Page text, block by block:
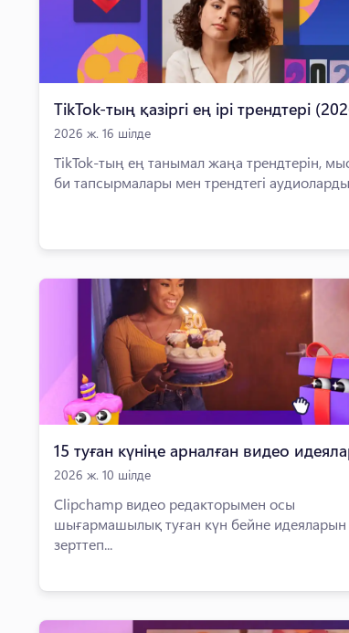
TikTok-тың қазіргі ең ірі трендтері
2026 ж. 16 шілде
TikTok-тың ең танымал жаңа трендтерін,
би тапсырмалары мен трендтегі
15 туған күніңе арналған видео
2026 ж. 10 шілде
Clipchamp видео редакторымен осы
шығармашылық туған күн бейне идеяларын
зерттеп...